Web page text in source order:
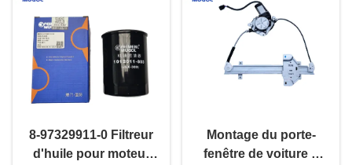
8-97329911-0 Filtreur
d'huile pour moteur
Montage du porte-
fenêtre de voiture à